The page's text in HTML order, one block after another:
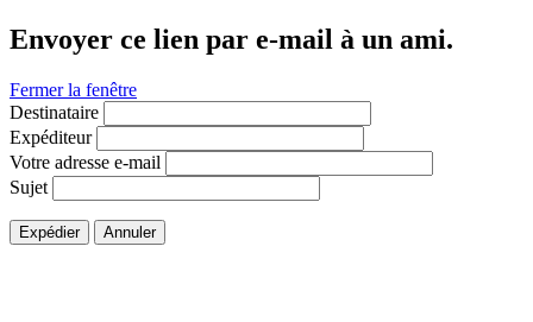
Envoyer ce lien par e-mail à un ami.
Fermer la fenêtre
Destinataire
Expéditeur
Votre adresse e-mail
Sujet
Expédier Annuler